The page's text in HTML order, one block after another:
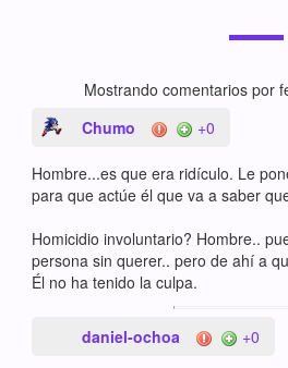
Mostrando comentarios por
Chumo
+0
Hombre...es que era ridículo. Le
para que actúe él que va a saber
Homicidio involuntario? Hombre..
persona sin querer.. pero de ahí a
Él no ha tenido la culpa.
daniel-ochoa +0